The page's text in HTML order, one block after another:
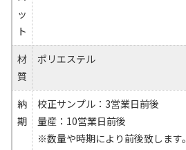
ッ
ト
材
質
ポリエステル
納
期
校正サンプル：3営業日前後
量産：10営業日前後
※数量や時期により前後致します。